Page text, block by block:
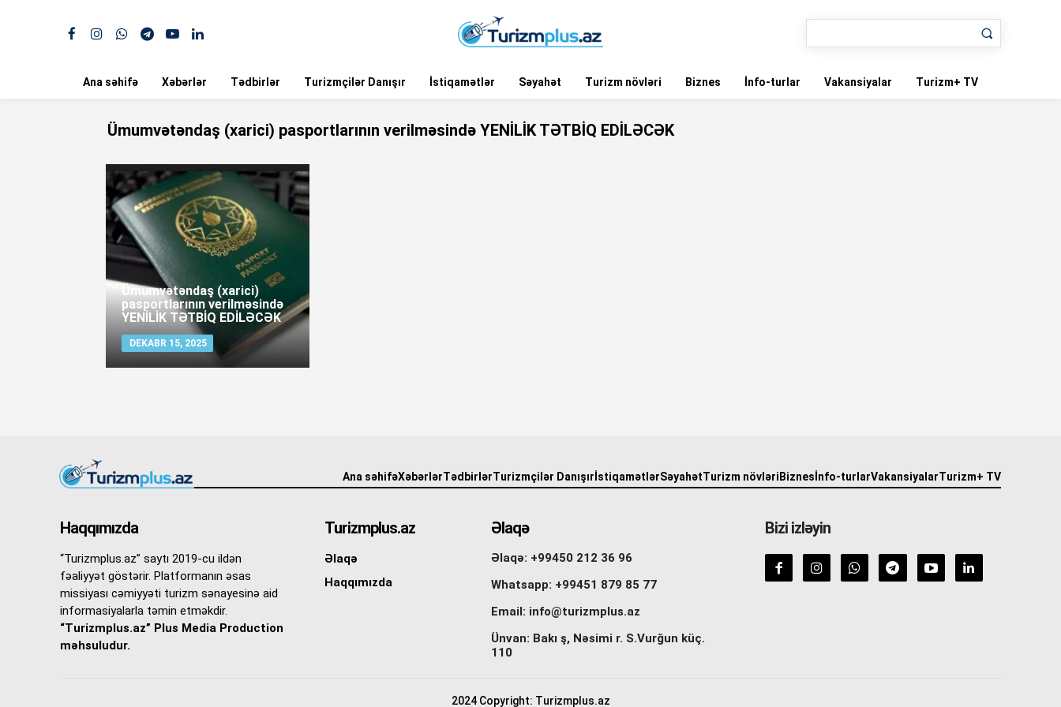
Ana səhifə Xəbərlər Tədbirlər Turizmçilər Danışır İstiqamətlər Səyahət Turizm növləri Biznes İnfo-turlar Vakansiyalar Turizm+ TV
Ümumvətəndaş (xarici) pasportlarının verilməsində YENİLİK TƏTBİQ EDİLƏCƏK
Ümumvətəndaş (xarici)
pasportlarının verilməsində
YENİLİK TƏTBİQ EDİLƏCƏK
DEKABR 15, 2025
Ana səhifəXəbərlərTədbirlərTurizmçilər Danışır İstiqamətlərSəyahətTurizm növləri Biznes İnfo-turlarVakansiyalarTurizm+ TV
Haqqımızda
“Turizmplus.az” saytı 2019-cu ildən
fəaliyyət göstərir. Platformanın əsas
missiyası cəmiyyəti turizm sənayesinə aid
informasiyalarla təmin etməkdir.
“Turizmplus.az” Plus Media Production
məhsuludur.
Turizmplus.az
Əlaqə
Haqqımızda
Əlaqə
Əlaqə: +99450 212 36 96
Whatsapp: +99451 879 85 77
Email: info@turizmplus.az
Ünvan: Bakı ş, Nəsimi r. S.Vurğun küç.
110
Bizi izləyin
2024 Copyright: Turizmplus.az